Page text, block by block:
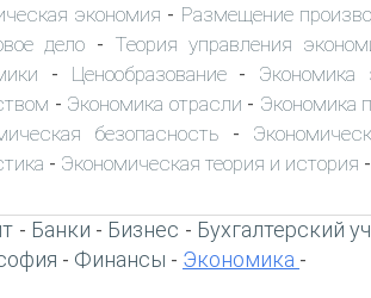
экономия - Размещение
дело - Теория управления
- Ценообразование- Экономика
- Экономика отрасли - Экономика
безопасность -
- Экономическая теория и история -
- Банки - Бизнес - Бухгалтерский
- Финансы - Экономика -